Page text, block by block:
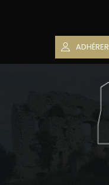
ADHÉRER